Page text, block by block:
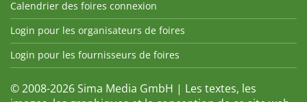
Calendrier des foires connexion
Login pour les organisateurs de foires
Login pour les fournisseurs de foires
© 2008-2026 Sima Media GmbH | Les textes, les